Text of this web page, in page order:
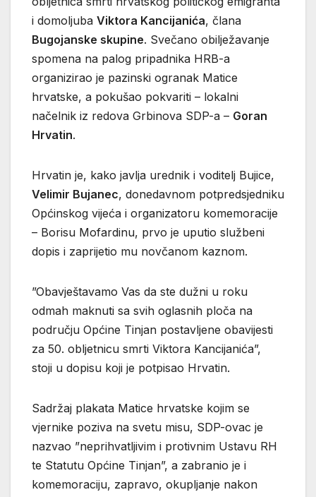
i domoljuba Viktora Kancijanića, člana
Bugojanske skupine. Svečano obilježavanje
spomena na palog pripadnika HRB-a
organizirao je pazinski ogranak Matice
hrvatske, a pokušao pokvariti – lokalni
načelnik iz redova Grbinova SDP-a – Goran
Hrvatin.
Hrvatin je, kako javlja urednik i voditelj Bujice,
Velimir Bujanec, donedavnom potpredsjedniku
Općinskog vijeća i organizatoru komemoracije
– Borisu Mofardinu, prvo je uputio službeni
dopis i zaprijetio mu novčanom kaznom.
”Obavještavamo Vas da ste dužni u roku
odmah maknuti sa svih oglasnih ploča na
području Općine Tinjan postavljene obavijesti
za 50. obljetnicu smrti Viktora Kancijanića”,
stoji u dopisu koji je potpisao Hrvatin.
Sadržaj plakata Matice hrvatske kojim se
vjernike poziva na svetu misu, SDP-ovac je
nazvao ”neprihvatljivim i protivnim Ustavu RH
te Statutu Općine Tinjan”, a zabranio je i
komemoraciju, zapravo, okupljanje nakon